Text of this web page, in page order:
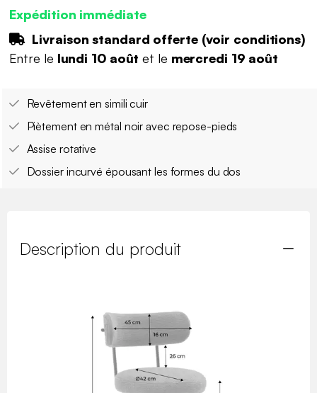
Expédition immédiate
Livraison standard offerte (voir conditions)
Entre le lundi 10 août et le mercredi 19 août
Revêtement en simili cuir
Piètement en métal noir avec repose-pieds
Assise rotative
Dossier incurvé épousant les formes du dos
Description du produit